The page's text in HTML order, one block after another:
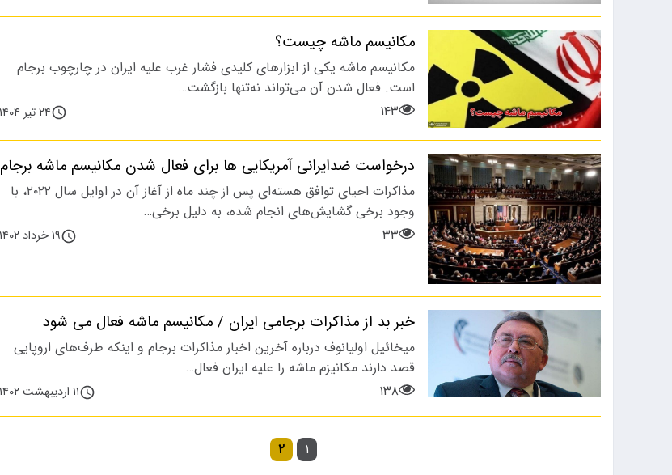
مکانیسم ماشه چیست؟
مکانیسم ماشه یکی از ابزارهای کلیدی فشار غرب علیه ایران در چارچوب برجام
است. فعال شدن آن می‌تواند نه‌تنها بازگشت…
۱۴۳
۲۴ تیر ۱۴۰۴
درخواست ضدایرانی آمریکایی ها برای فعال شدن مکانیسم ماشه برجام
مذاکرات احیای توافق هسته‌ای پس از چند ماه از آغاز آن در اوایل سال ۲۰۲۲، با
وجود برخی گشایش‌های انجام شده، به دلیل برخی…
۳۳
۱۹ خرداد ۱۴۰۲
خبر بد از مذاکرات برجامی ایران / مکانیسم ماشه فعال می شود
میخائیل اولیانوف درباره آخرین اخبار مذاکرات برجام و اینکه طرف‌های اروپایی
قصد دارند مکانیزم ماشه را علیه ایران فعال…
۱۳۸
۱۱ اردیبهشت ۱۴۰۲
۱ ۲